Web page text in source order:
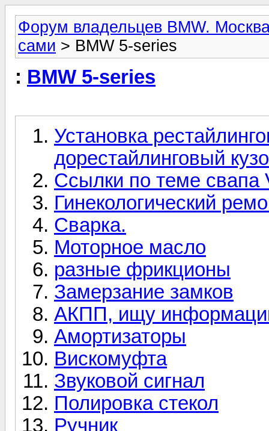
Форум владельцев BMW.
сами > BMW 5-series
: BMW 5-series
Установка
дорестайлинговый
Ссылки по теме свапа
Гинекологический
Сварка.
Моторное масло
разные фрикционы
Замерзание замков
АКПП, ищу
Амортизаторы
Вискомуфта
Звуковой сигнал
Полировка стекол
Ручник